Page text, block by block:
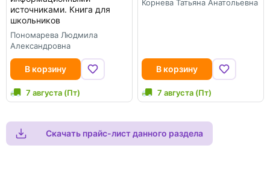
источниками. Книга для
школьников
Пономарева Людмила
Александровна
В корзину
7 августа (Пт)
Корнева Татьяна Анатольевна
В корзину
7 августа (Пт)
Скачать прайс-лист данного раздела